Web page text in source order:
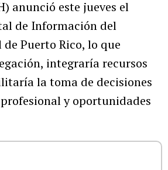
anunció este jueves el
de Información del
Puerto Rico, lo que
integraría recursos
la toma de decisiones
y oportunidades